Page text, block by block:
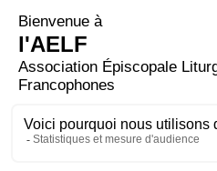
il se souvient de son amour
de la promesse faite à nos
en faveur d’Abraham et sa
Marie resta avec Élisabeth
puis elle s’en retourna chez
– Acclamons la Parole de